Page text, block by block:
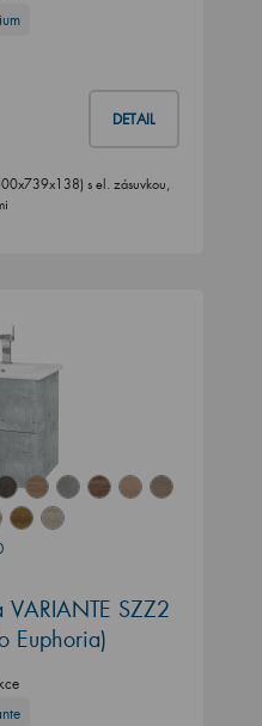
DETAIL
s el. zásuvkou,
VARIANTE SZZ2
Euphoria)